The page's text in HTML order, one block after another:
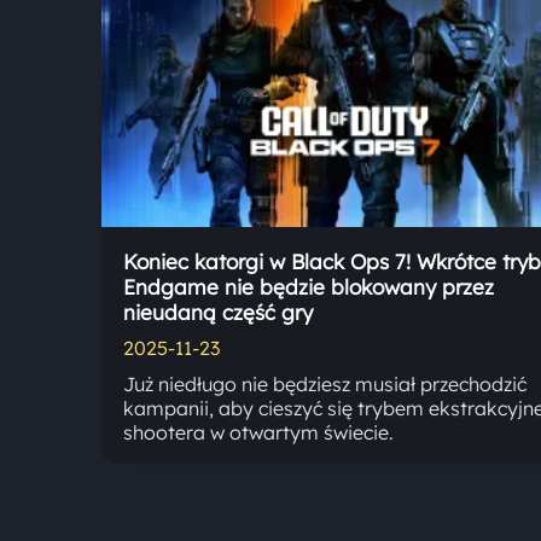
Koniec katorgi w Black Ops 7! Wkrótce tryb
Endgame nie będzie blokowany przez
nieudaną część gry
2025-11-23
Już niedługo nie będziesz musiał przechodzić
kampanii, aby cieszyć się trybem
shootera w otwartym świecie.